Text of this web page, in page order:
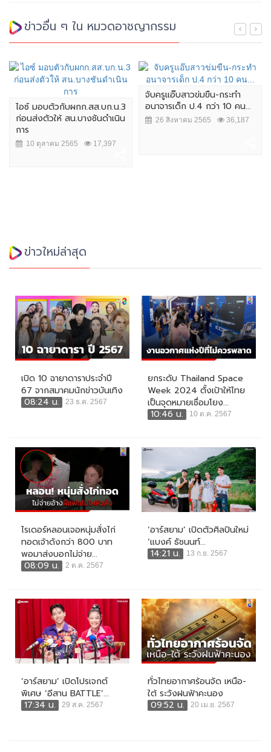
ข่าวอื่น ๆ ใน หมวดอาชญากรรม
ไอซ์ มอบตัวกับผกก.สส.บก.น.3
ก่อนส่งตัวให้ สน.บางชันดำเนิน
การ
10 ตุลาคม 2565 17,397
จับครูแอ๊บสาวข่มขืน-กระทำ
อนาจารเด็ก ป.4 กว่า 10 คน...
26 สิงหาคม 2565 36,187
ข่าวใหม่ล่าสุด
เปิด 10 ฉายาดาราประจำปี
67 จากสมาคมนักข่าวบันเทิง
08:24 น.
23 ธ.ค. 2567
ยกระดับ Thailand Space
Week 2024 ตั้งเป้าให้ไทย
เป็นจุดหมายเชื่อมโยง...
10:46 น.
10 ต.ค. 2567
ไรเดอร์หลอนเจอหนุ่มสั่งไก่
ทอดเจ้าดังกว่า 800 บาท
พอมาส่งบอกไม่จ่าย...
08:09 น.
2 ต.ค. 2567
‘อาร์สยาม’ เปิดตัวศิลปินใหม่
‘แบงค์ ธัชนนท์...
14:21 น.
13 ก.ย. 2567
‘อาร์สยาม’ เปิดโปรเจกต์
พิเศษ ‘อีสาน BATTLE’...
17:34 น.
29 ส.ค. 2567
ทั่วไทยอากาศร้อนจัด เหนือ-
ใต้ ระวังฝนฟ้าคะนอง
09:52 น.
20 เม.ย. 2567